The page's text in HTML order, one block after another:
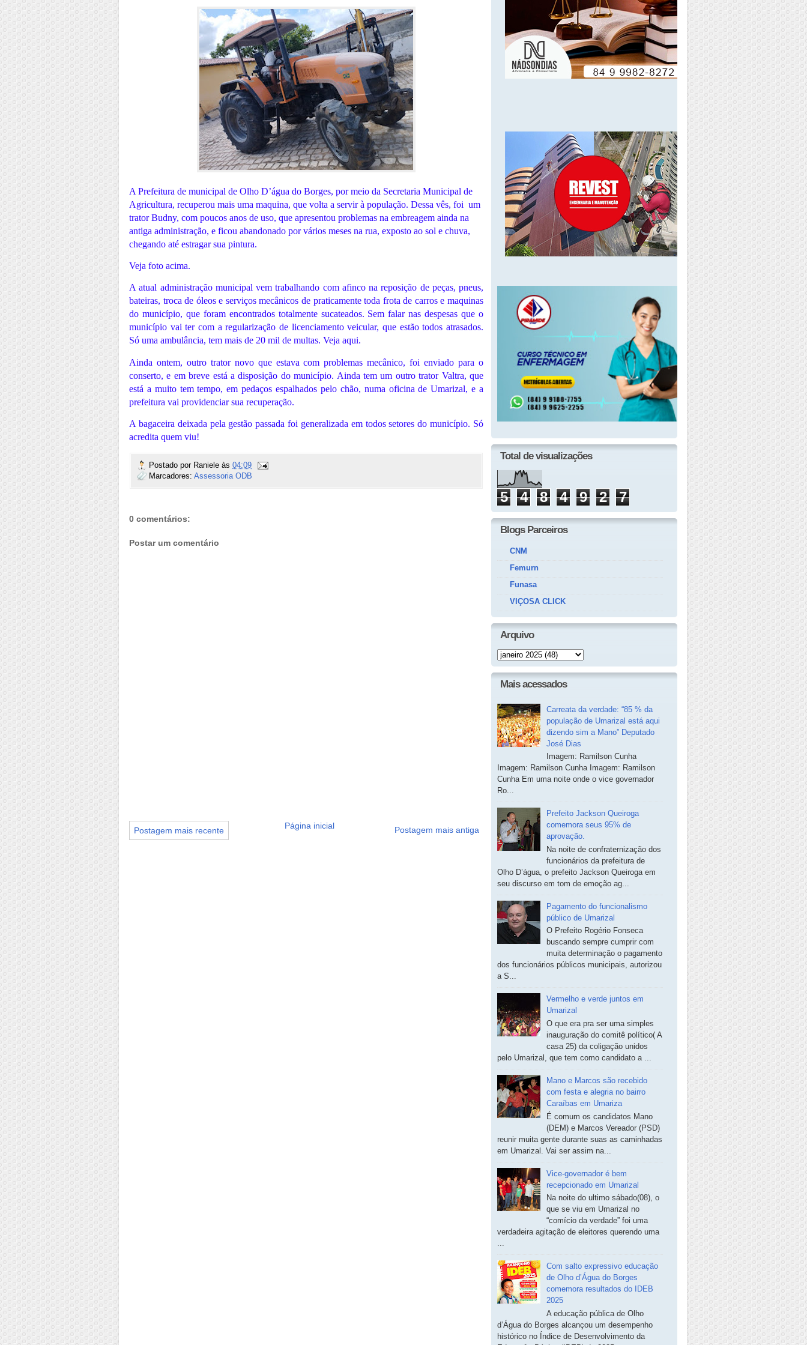
A Prefeitura de municipal de Olho D’água do Borges, por meio da Secretaria Municipal de
Agricultura, recuperou mais uma maquina, que volta a servir à população. Dessa vês, foi um
trator Budny, com poucos anos de uso, que apresentou problemas na embreagem ainda na
antiga administração, e ficou abandonado por vários meses na rua, exposto ao sol e chuva,
chegando até estragar sua pintura.
Veja foto acima.
A atual administração municipal vem trabalhando com afinco na reposição de peças, pneus,
bateiras, troca de óleos e serviços mecânicos de praticamente toda frota de carros e maquinas
do município, que foram encontrados totalmente sucateados. Sem falar nas despesas que o
município vai ter com a regularização de licenciamento veicular, que estão todos atrasados.
Só uma ambulância, tem mais de 20 mil de multas. Veja aqui.
Ainda ontem, outro trator novo que estava com problemas mecânico, foi enviado para o
conserto, e em breve está a disposição do município. Ainda tem um outro trator Valtra, que
está a muito tem tempo, em pedaços espalhados pelo chão, numa oficina de Umarizal, e a
prefeitura vai providenciar sua recuperação.
A bagaceira deixada pela gestão passada foi generalizada em todos setores do município. Só
acredita quem viu!
Postado por Raniele às 04:09
Marcadores: Assessoria ODB
0 comentários:
Postar um comentário
Postagem mais recente Postagem mais antiga
Página inicial
Total de visualizações
5 4 8 4 9 2 7
Blogs Parceiros
CNM
Femurn
Funasa
VIÇOSA CLICK
Arquivo
Mais acessados
Carreata da verdade: “85 % da
população de Umarizal está aqui
dizendo sim a Mano” Deputado
José Dias
Imagem: Ramilson Cunha
Imagem: Ramilson Cunha Imagem: Ramilson
Cunha Em uma noite onde o vice governador
Ro...
Prefeito Jackson Queiroga
comemora seus 95% de
aprovação.
Na noite de confraternização dos
funcionários da prefeitura de
Olho D’água, o prefeito Jackson Queiroga em
seu discurso em tom de emoção ag...
Pagamento do funcionalismo
público de Umarizal
O Prefeito Rogério Fonseca
buscando sempre cumprir com
muita determinação o pagamento
dos funcionários públicos municipais, autorizou
a S...
Vermelho e verde juntos em
Umarizal
O que era pra ser uma simples
inauguração do comitê político( A
casa 25) da coligação unidos
pelo Umarizal, que tem como candidato a ...
Mano e Marcos são recebido
com festa e alegria no bairro
Caraíbas em Umariza
É comum os candidatos Mano
(DEM) e Marcos Vereador (PSD)
reunir muita gente durante suas as caminhadas
em Umarizal. Vai ser assim na...
Vice-governador é bem
recepcionado em Umarizal
Na noite do ultimo sábado(08), o
que se viu em Umarizal no
“comício da verdade” foi uma
verdadeira agitação de eleitores querendo uma
...
Com salto expressivo educação
de Olho d’Água do Borges
comemora resultados do IDEB
2025
A educação pública de Olho
d’Água do Borges alcançou um desempenho
histórico no Índice de Desenvolvimento da